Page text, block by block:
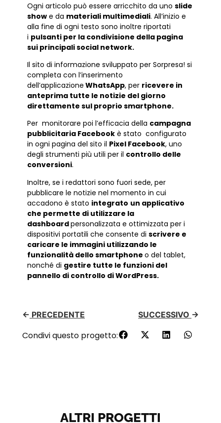
Ogni articolo può essere arricchito da uno slide
showe da materiali multimediali. All’inizio e
alla fine di ogni testo sono inoltre riportati
i pulsanti per la condivisione della pagina
sui principali social network.
Il sito di informazione sviluppato per Sorpresa! si
completa con l’inserimento
dell’applicazione WhatsApp, per ricevere in
anteprima tutte le notizie del giorno
direttamente sul proprio smartphone.
Per monitorare poi l’efficacia della campagna
pubblicitaria Facebookè stato configurato
in ogni pagina del sito il Pixel Facebook, uno
degli strumenti più utili per il controllo delle
conversioni.
Inoltre, se i redattori sono fuori sede, per
pubblicare le notizie nel momento in cui
accadono è stato integrato un applicativo
che permette di utilizzare la
dashboardpersonalizzata e ottimizzata per i
dispositivi portatili che consente di scrivere e
caricare le immagini utilizzando le
funzionalità dello smartphone o del tablet,
nonché di gestire tutte le funzioni del
pannello di controllo di WordPress.
← PRECEDENTE SUCCESSIVO →
Condivi questo progetto:
ALTRI PROGETTI